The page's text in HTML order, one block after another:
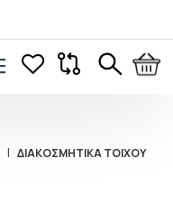
ΔΙΑΚΟΣΜΗΤΙΚΑ ΤΟΙΧΟΥ